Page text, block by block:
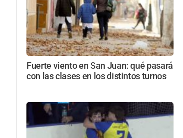
Fuerte viento en San Juan: qué pasará
con las clases en los distintos turnos